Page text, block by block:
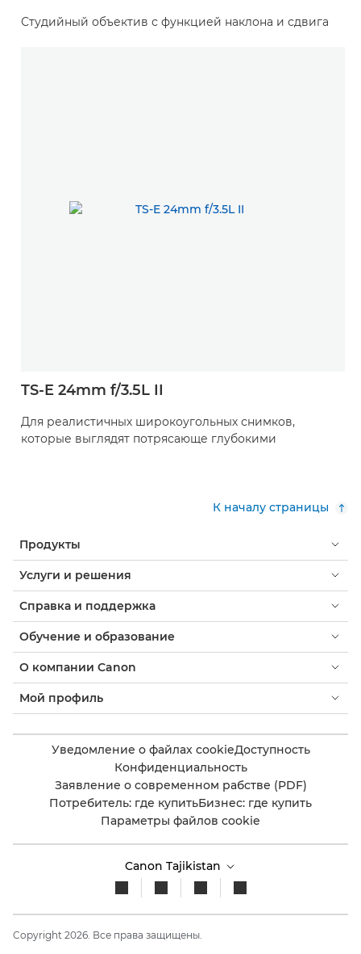
Студийный объектив с функцией наклона и сдвига
TS-E 24mm f/3.5L II
Для реалистичных широкоугольных снимков,
которые выглядят потрясающе глубокими
К началу страницы
Продукты
Услуги и решения
Справка и поддержка
Обучение и образование
О компании Canon
Мой профиль
Уведомление о файлах cookieДоступность
Конфиденциальность
Заявление о современном рабстве (PDF)
Потребитель: где купитьБизнес: где купить
Параметры файлов cookie
Canon Tajikistan
Copyright 2026. Все права защищены.